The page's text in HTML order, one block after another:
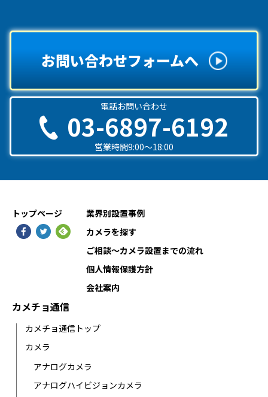
お問い合わせフォームへ
電話お問い合わせ
03-6897-6192
営業時間9:00〜18:00
トップページ
業界別設置事例
カメラを探す
ご相談〜カメラ設置までの流れ
個人情報保護方針
会社案内
カメチョ通信
カメチョ通信トップ
カメラ
アナログカメラ
アナログハイビジョンカメラ